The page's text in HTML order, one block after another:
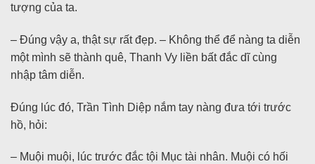
tượng của ta.
– Đúng vậy a, thật sự rất đẹp. – Không thể để nàng ta diễn
một mình sẽ thành quê, Thanh Vy liền bất đắc dĩ cùng
nhập tâm diễn.
Đúng lúc đó, Trần Tình Diệp nắm tay nàng đưa tới trước
hồ, hỏi:
– Muội muội, lúc trước đắc tội Mục tài nhân. Muội có hối